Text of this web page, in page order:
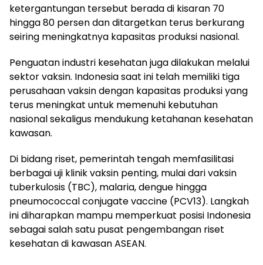
ketergantungan tersebut berada di kisaran 70
hingga 80 persen dan ditargetkan terus berkurang
seiring meningkatnya kapasitas produksi nasional.
Penguatan industri kesehatan juga dilakukan melalui
sektor vaksin. Indonesia saat ini telah memiliki tiga
perusahaan vaksin dengan kapasitas produksi yang
terus meningkat untuk memenuhi kebutuhan
nasional sekaligus mendukung ketahanan kesehatan
kawasan.
Di bidang riset, pemerintah tengah memfasilitasi
berbagai uji klinik vaksin penting, mulai dari vaksin
tuberkulosis (TBC), malaria, dengue hingga
pneumococcal conjugate vaccine (PCV13). Langkah
ini diharapkan mampu memperkuat posisi Indonesia
sebagai salah satu pusat pengembangan riset
kesehatan di kawasan ASEAN.